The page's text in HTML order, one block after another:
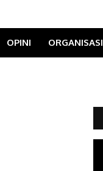
OPINI ORGANISASI